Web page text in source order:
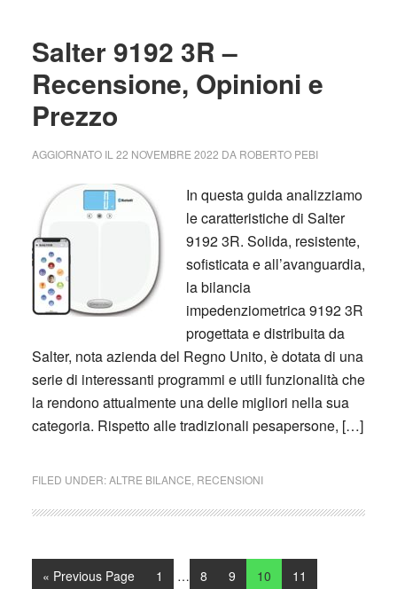
Salter 9192 3R –
Recensione, Opinioni e
Prezzo
AGGIORNATO IL 22 NOVEMBRE 2022 DA ROBERTO PEBI
In questa guida analizziamo
le caratteristiche di Salter
9192 3R. Solida, resistente,
sofisticata e all’avanguardia,
la bilancia
impedenziometrica 9192 3R
progettata e distribuita da
Salter, nota azienda del Regno Unito, è dotata di una
serie di interessanti programmi e utili funzionalità che
la rendono attualmente una delle migliori nella sua
categoria. Rispetto alle tradizionali pesapersone, […]
FILED UNDER:ALTRE BILANCE RECENSIONI
« Go
Previous Page Page
1
Interim
… Page
8 Page
9 Page
10 Page
11